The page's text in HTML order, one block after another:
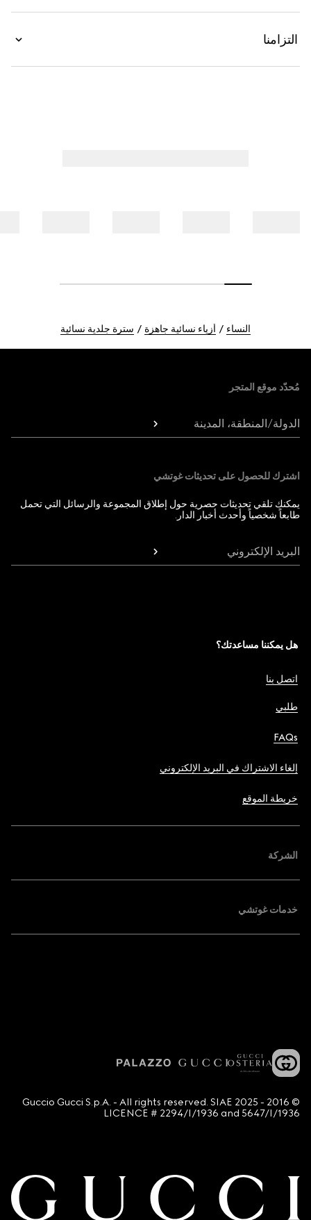
التزامنا
النساء أزياء نسائية جاهزة سترة جلدية نسائية
مُحدّد موقع المتجر
الدولة/المنطقة، المدينة
اشترك للحصول على تحديثات غوتشي
يمكنك تلقي تحديثات حصرية حول إطلاق المجموعة والرسائل التي تحمل
طابعاً شخصياً وأحدث أخبار الدار.
البريد الإلكتروني
هل يمكننا مساعدتك؟
اتصل بنا
طلبي
FAQs
إلغاء الاشتراك في البريد الإلكتروني
خريطة الموقع
الشركة
خدمات غوتشي
© 2016 - 2025 Guccio Gucci S.p.A. - All rights reserved. SIAE
LICENCE # 2294/I/1936 and 5647/I/1936